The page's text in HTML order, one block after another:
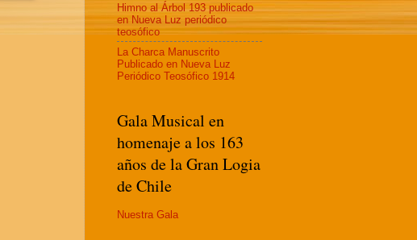
Himno al Árbol 193 publicado
en Nueva Luz periódico
teosófico
La Charca Manuscrito
Publicado en Nueva Luz
Periódico Teosófico 1914
Gala Musical en
homenaje a los 163
años de la Gran Logia
de Chile
Nuestra Gala